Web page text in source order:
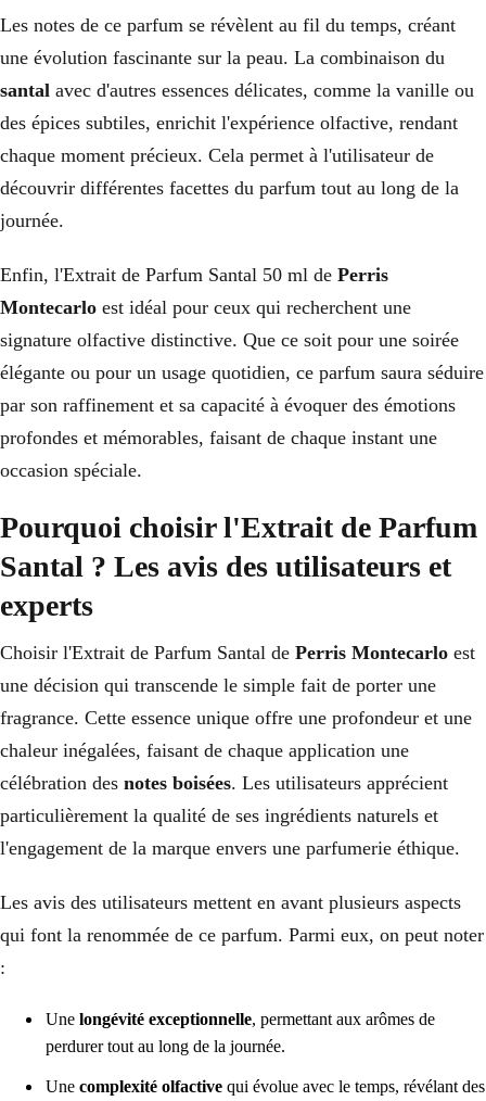
Les notes de ce parfum se révèlent au fil du temps, créant
une évolution fascinante sur la peau. La combinaison du
santal avec d'autres essences délicates, comme la vanille ou
des épices subtiles, enrichit l'expérience olfactive, rendant
chaque moment précieux. Cela permet à l'utilisateur de
découvrir différentes facettes du parfum tout au long de la
journée.
Enfin, l'Extrait de Parfum Santal 50 ml de Perris
Montecarlo est idéal pour ceux qui recherchent une
signature olfactive distinctive. Que ce soit pour une soirée
élégante ou pour un usage quotidien, ce parfum saura séduire
par son raffinement et sa capacité à évoquer des émotions
profondes et mémorables, faisant de chaque instant une
occasion spéciale.
Pourquoi choisir l'Extrait de Parfum
Santal ? Les avis des utilisateurs et
experts
Choisir l'Extrait de Parfum Santal de Perris Montecarlo est
une décision qui transcende le simple fait de porter une
fragrance. Cette essence unique offre une profondeur et une
chaleur inégalées, faisant de chaque application une
célébration des notes boisées. Les utilisateurs apprécient
particulièrement la qualité de ses ingrédients naturels et
l'engagement de la marque envers une parfumerie éthique.
Les avis des utilisateurs mettent en avant plusieurs aspects
qui font la renommée de ce parfum. Parmi eux, on peut noter
:
Une longévité exceptionnelle, permettant aux arômes de
perdurer tout au long de la journée.
Une complexité olfactive qui évolue avec le temps, révélant des